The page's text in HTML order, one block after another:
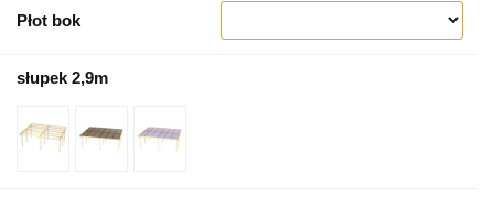
Płot bok
słupek 2,9m